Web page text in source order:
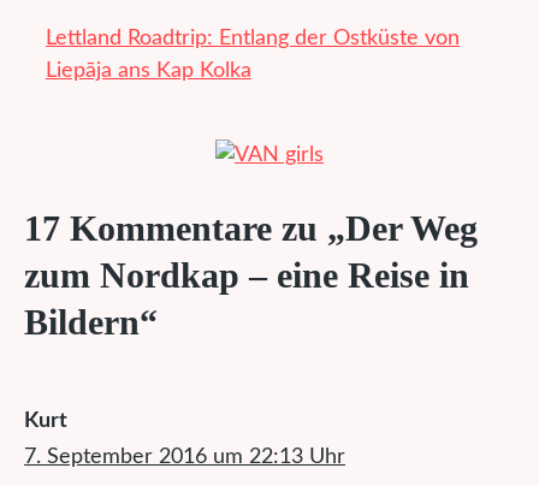
Lettland Roadtrip: Entlang der Ostküste von
Liepāja ans Kap Kolka
17 Kommentare zu „Der Weg
zum Nordkap – eine Reise in
Bildern“
Kurt
7. September 2016 um 22:13 Uhr